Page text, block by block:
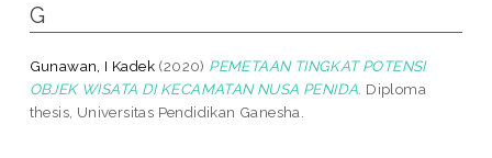
G
Gunawan, I Kadek (2020) PEMETAAN TINGKAT POTENSI
OBJEK WISATA DI KECAMATAN NUSA PENIDA. Diploma
thesis, Universitas Pendidikan Ganesha.